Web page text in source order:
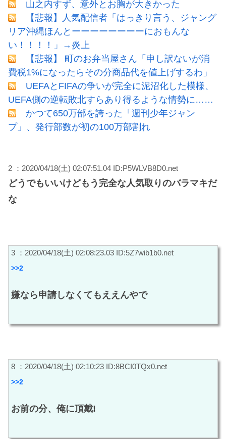
山之内すず、意外とお胸が大きかった
【悲報】人気配信者「はっきり言う、ジャング
リア沖縄ほんとーーーーーーーーにおもんな
い！！！！」→炎上
【悲報】 町のお弁当屋さん「申し訳ないが消
費税1%になったらその分商品代を値上げするわ」
UEFAとFIFAの争いが完全に泥沼化した模様、
UEFA側の逆転敗北すらあり得るような情勢に……
かつて650万部を誇った「週刊少年ジャン
プ」、発行部数が初の100万部割れ
2 ：2020/04/18(土) 02:07:51.04 ID:P5WLVB8D0.net
どうでもいいけどもう完全な人気取りのバラマキだ
な
3 ：2020/04/18(土) 02:08:23.03 ID:5Z7wib1b0.net
>>2
嫌なら申請しなくてもええんやで
8 ：2020/04/18(土) 02:10:23 ID:8BCI0TQx0.net
>>2
お前の分、俺に頂戴!